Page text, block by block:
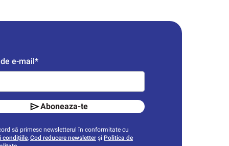
e-mail*
Aboneaza-te
să primesc newsletterul în conformitate cu
condițiile, Cod reducere newsletter și Politica de